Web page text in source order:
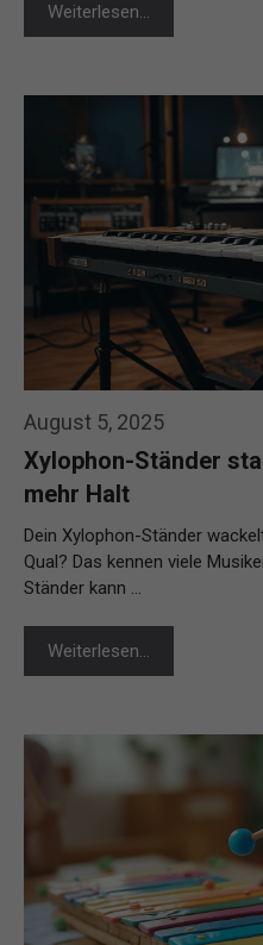
Weiterlesen…
August 5, 2025
Xylophon-Ständer
mehr Halt
Dein Xylophon-Ständer
Qual? Das kennen viele
Ständer kann …
Weiterlesen…